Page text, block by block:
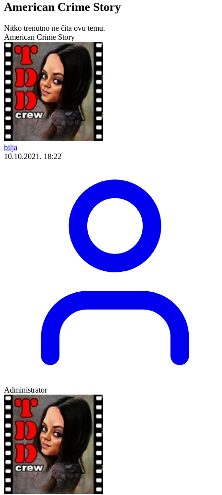
American Crime Story
Nitko trenutno ne čita ovu temu.
American Crime Story
bilja
10.10.2021. 18:22
Administrator